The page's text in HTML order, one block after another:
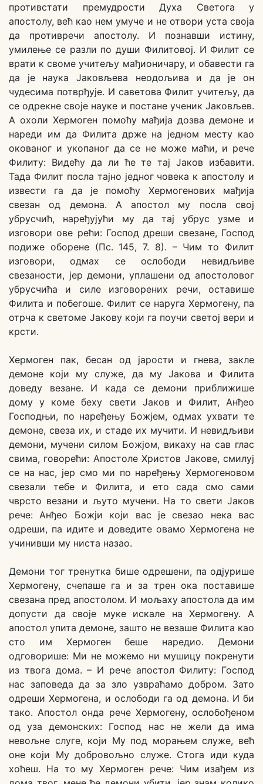
противстати премудрости Духа Светога у
апостолу, већ као нем умуче и не отвори уста своја
да противречи апостолу. И познавши истину,
умилење се разли по души Филитовој. И Филит се
врати к своме учитељу мађионичару, и обавести га
да је наука Јаковљева неодољива и да је он
чудесима потврђује. И саветова Филит учитељу, да
се одрекне своје науке и постане ученик Јаковљев.
А охоли Хермоген помоћу мађија дозва демоне и
нареди им да Филита држе на једном месту као
окованог и укопаног да се не може маћи, и рече
Филиту: Видећу да ли ће те тај Јаков избавити.
Тада Филит посла тајно једног човека к апостолу и
извести га да је помоћу Хермогенових мађија
свезан од демона. А апостол му посла свој
убрусчић, наређујући му да тај убрус узме и
изговори ове рећи: Господ дреши свезане, Господ
подиже оборене (Пс. 145, 7. 8). – Чим то Филит
изговори, одмах се ослободи невидљиве
свезаности, јер демони, уплашени од апостоловог
убрусчића и силе изговорених речи, оставише
Филита и побегоше. Филит се наруга Хермогену, па
отрча к светоме Јакову који га поучи светој вери и
крсти.
Хермоген пак, бесан од јарости и гнева, закле
демоне који му служе, да му Јакова и Филита
доведу везане. И када се демони приближише
дому у коме беху свети Јаков и Филит, Анђео
Господњи, по наређењу Божјем, одмах ухвати те
демоне, свеза их, и стаде их мучити. И невидљиви
демони, мучени силом Божјом, викаху на сав глас
свима, говорећи: Апостоле Христов Јакове, смилуј
се на нас, јер смо ми по наређењу Хермогеновом
свезали тебе и Филита, и ето сада смо сами
чврсто везани и љуто мучени. На то свети Јаков
рече: Анђео Божји који вас је свезао нека вас
одреши, па идите и доведите овамо Хермогена не
учинивши му ниста назао.
Демони тог тренутка бише одрешени, па одјурише
Хермогену, счепаше га и за трен ока поставише
свезана пред апостолом. И мољаху апостола да им
допусти да своје муке искале на Хермогену. А
апостол упита демоне, зашто не везаше Филита као
сто им Хермоген беше наредио. Демони
одговорише: Ми не можемо ни мушицу покренути
из твога дома. – И рече апостол Филиту: Господ
нас заповеда да за зло узвраћамо добром. Зато
одреши Хермогена, и ослободи га од демона. И би
тако. Апостол онда рече Хермогену, ослобођеном
од уза демонских: Господ нас не жели да има
невољне слуге, који Му под морањем служе, већ
оне који Му добровољно служе. Стога иди куда
хоћеш. На то му Хермоген рече: Чим изађем из